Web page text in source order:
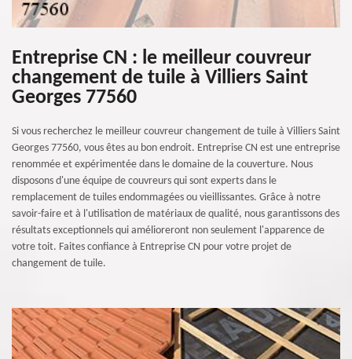
Entreprise CN : le meilleur couvreur
changement de tuile à Villiers Saint
Georges 77560
Si vous recherchez le meilleur couvreur changement de tuile à Villiers Saint
Georges 77560, vous êtes au bon endroit. Entreprise CN est une entreprise
renommée et expérimentée dans le domaine de la couverture. Nous
disposons d'une équipe de couvreurs qui sont experts dans le
remplacement de tuiles endommagées ou vieillissantes. Grâce à notre
savoir-faire et à l'utilisation de matériaux de qualité, nous garantissons des
résultats exceptionnels qui amélioreront non seulement l'apparence de
votre toit. Faites confiance à Entreprise CN pour votre projet de
changement de tuile.